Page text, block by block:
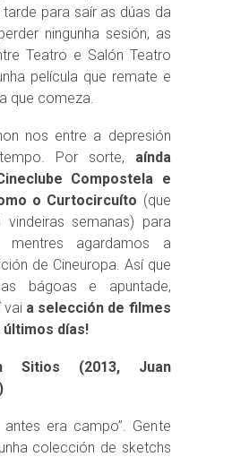
para saír as dúas da
ningunha sesión, as
Teatro e Salón Teatro
película que remate e
que comeza.
nos entre a depresión
Por sorte, aínda
Compostela e
o Curtocircuíto (que
vindeiras semanas) para
mentres agardamos a
de Cineuropa. Así que
bágoas e apuntade,
vaia selección de filmes
días!
Sitios (2013, Juan
antes era campo”. Gente
colección de sketchs